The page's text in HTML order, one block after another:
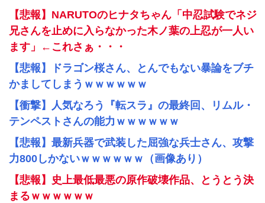
【悲報】NARUTOのヒナタちゃん「中忍試験でネジ
兄さんを止めに入らなかった木ノ葉の上忍が一人い
ます」←これさぁ・・・
【悲報】ドラゴン桜さん、とんでもない暴論をブチ
かましてしまうｗｗｗｗｗｗ
【衝撃】人気なろう『転スラ』の最終回、リムル・
テンペストさんの能力ｗｗｗｗｗｗ
【悲報】最新兵器で武装した屈強な兵士さん、攻撃
力800しかないｗｗｗｗｗｗ（画像あり）
【悲報】史上最低最悪の原作破壊作品、とうとう決
まるｗｗｗｗｗｗ